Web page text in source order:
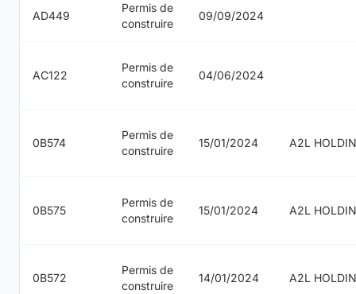
AD449
Permis de
construire
09/09/2024
AC122
Permis de
construire
04/06/2024
0B574
Permis de
construire
15/01/2024 A2L
0B575
Permis de
construire
15/01/2024 A2L
0B572
Permis de
construire
14/01/2024 A2L